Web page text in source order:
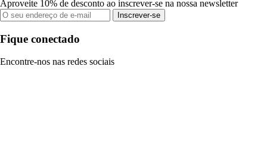
Aproveite 10% de desconto ao inscrever-se na nossa newsletter
Inscrever-se
Fique conectado
Encontre-nos nas redes sociais